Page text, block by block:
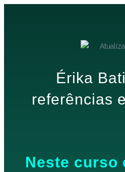
Érika
referências
Neste curso